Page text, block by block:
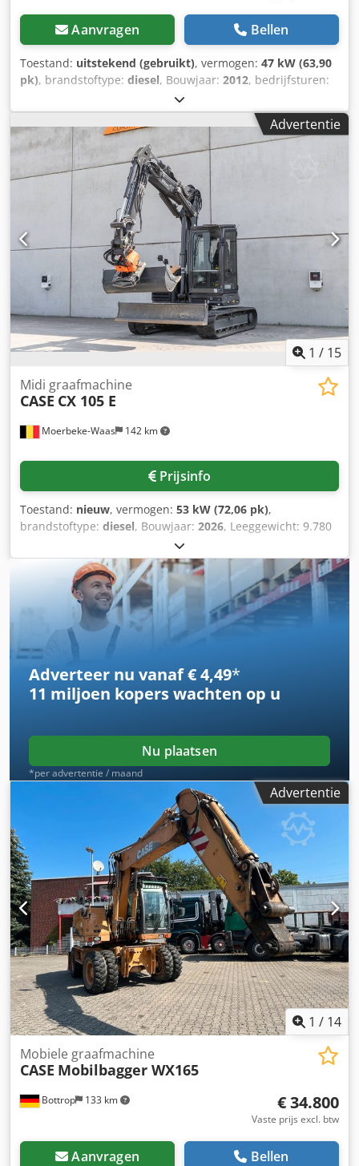
Aanvragen Bellen
Toestand: uitstekend (gebruikt), vermogen: 47 kW (63,90
pk), brandstoftype: diesel, Bouwjaar: 2012, bedrijfsturen:
, = Overige opties en accessoires = - Bediening met
2 pedalen - Afgesloten cabine = Opmerkingen = CASE 121E
Serie 3 – bouwjaar 2012 – 1.060 bedrijfsuren CASE 121E
Serie 3 wiellader, bouwjaar 2012. De machine verkeert in
goede staat en heeft slechts 1.060 bedrijfsuren. De
machine verkeert zowel technisch als optisch in goede
staat. Hij is geschikt voor diverse toepassingen en is direct
inzetbaar. Kenmerken: * Bouwjaar: 2012 * Slechts 1.060
bedrijfsuren * Goede technische en optische staat * Direct
inzetbaar Neem contact met ons op voor meer informatie
of om een bezichtiging in te plannen. = Overige informatie
= Bouwjaar: 2012 Leeggewicht: 5.800 kg Codpfxozrd Uaj
Aizeha Laadvermogen: 1.540 kg Maximaal toelaatbaar
gewicht: 7.340 kg Technische staat: zeer goed Optische
staat: zeer goed Serienummer: FNH121ESNCHP00140
Neem contact op met Gerrit Haverhoek voor meer
Advertentie
1 / 15
Moerbeke-Waas 142 km
Midi graafmachine
CASE CX 105 E
Prijsinfo
Toestand: nieuw, vermogen: 53 kW (72,06 pk),
brandstoftype: diesel, Bouwjaar: 2026, Leeggewicht: 9.780
kg Neem contact op met KEY-TEC Sales voor meer
informatie. Chsdpfx Aiozrrw Aszja
Adverteer nu vanaf € 4,49*
11 miljoen koperswachten op u
Nu plaatsen
*per advertentie / maand
Advertentie
1 / 14
Bottrop 133 km
Mobiele graafmachine
CASE Mobilbagger WX165
€ 34.800
Vaste prijs excl. btw
Aanvragen Bellen